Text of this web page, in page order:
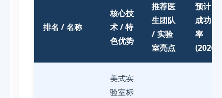
排名 / 名称
核心技
术 / 特
色优势
推荐医
生团队
/ 实验
室亮点
预计
成功
率
(2026)
美式实
验室标